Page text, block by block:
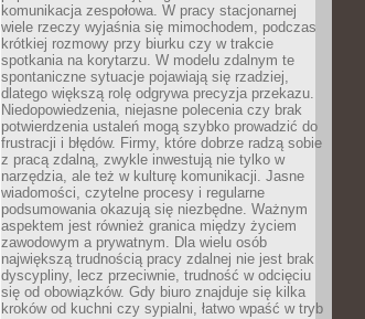
komunikacja zespołowa. W pracy stacjonarnej
wiele rzeczy wyjaśnia się mimochodem, podczas
krótkiej rozmowy przy biurku czy w trakcie
spotkania na korytarzu. W modelu zdalnym te
spontaniczne sytuacje pojawiają się rzadziej,
dlatego większą rolę odgrywa precyzja przekazu.
Niedopowiedzenia, niejasne polecenia czy brak
potwierdzenia ustaleń mogą szybko prowadzić do
frustracji i błędów. Firmy, które dobrze radzą sobie
z pracą zdalną, zwykle inwestują nie tylko w
narzędzia, ale też w kulturę komunikacji. Jasne
wiadomości, czytelne procesy i regularne
podsumowania okazują się niezbędne. Ważnym
aspektem jest również granica między życiem
zawodowym a prywatnym. Dla wielu osób
największą trudnością pracy zdalnej nie jest brak
dyscypliny, lecz przeciwnie, trudność w odcięciu
się od obowiązków. Gdy biuro znajduje się kilka
kroków od kuchni czy sypialni, łatwo wpaść w tryb